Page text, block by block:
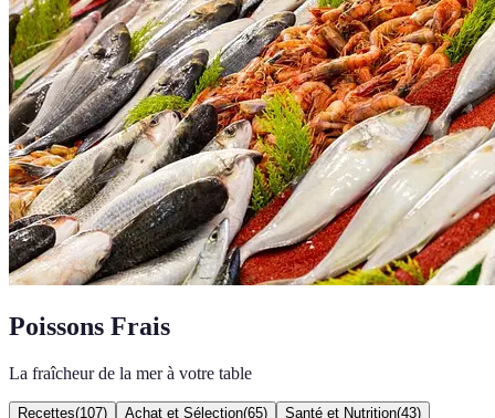
Poissons Frais
La fraîcheur de la mer à votre table
Recettes(107) Achat et Sélection(65) Santé et Nutrition(43)